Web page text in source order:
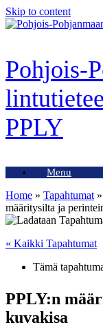
Skip to content
Pohjois-
PPLY
Menu
Home » Tapahtumat »
määritysilta ja
« Kaikki Tapahtumat
Tämä
PPLY:n
kuvakisa